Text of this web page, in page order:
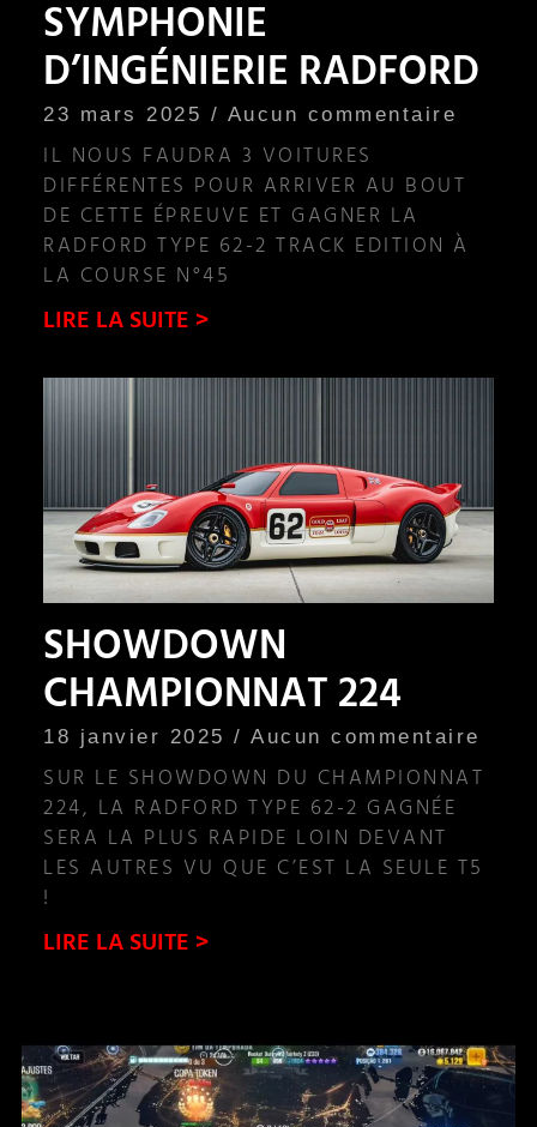
SYMPHONIE
D’INGÉNIERIE RADFORD
23 mars 2025 Aucun commentaire
IL NOUS FAUDRA 3 VOITURES
DIFFÉRENTES POUR ARRIVER AU BOUT
DE CETTE ÉPREUVE ET GAGNER LA
RADFORD TYPE 62-2 TRACK EDITION À
LA COURSE N°45
LIRE LA SUITE >
SHOWDOWN
CHAMPIONNAT 224
18 janvier 2025 Aucun commentaire
SUR LE SHOWDOWN DU CHAMPIONNAT
224, LA RADFORD TYPE 62-2 GAGNÉE
SERA LA PLUS RAPIDE LOIN DEVANT
LES AUTRES VU QUE C’EST LA SEULE T5
!
LIRE LA SUITE >